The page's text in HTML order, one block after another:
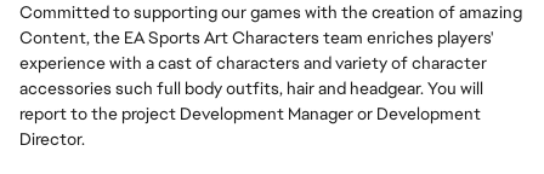
Committed to supporting our games with the creation of amazing
Content, the EA Sports Art Characters team enriches players'
experience with a cast of characters and variety of character
accessories such full body outfits, hair and headgear. You will
report to the project Development Manager or Development
Director.